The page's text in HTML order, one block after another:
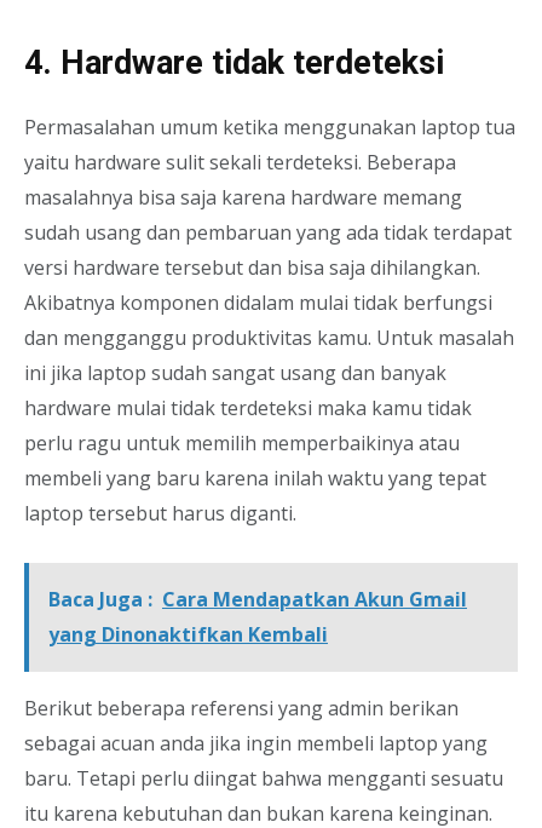
4. Hardware tidak terdeteksi
Permasalahan umum ketika menggunakan laptop tua
yaitu hardware sulit sekali terdeteksi. Beberapa
masalahnya bisa saja karena hardware memang
sudah usang dan pembaruan yang ada tidak terdapat
versi hardware tersebut dan bisa saja dihilangkan.
Akibatnya komponen didalam mulai tidak berfungsi
dan mengganggu produktivitas kamu. Untuk masalah
ini jika laptop sudah sangat usang dan banyak
hardware mulai tidak terdeteksi maka kamu tidak
perlu ragu untuk memilih memperbaikinya atau
membeli yang baru karena inilah waktu yang tepat
laptop tersebut harus diganti.
Baca Juga : Cara Mendapatkan Akun Gmail
yang Dinonaktifkan Kembali
Berikut beberapa referensi yang admin berikan
sebagai acuan anda jika ingin membeli laptop yang
baru. Tetapi perlu diingat bahwa mengganti sesuatu
itu karena kebutuhan dan bukan karena keinginan.